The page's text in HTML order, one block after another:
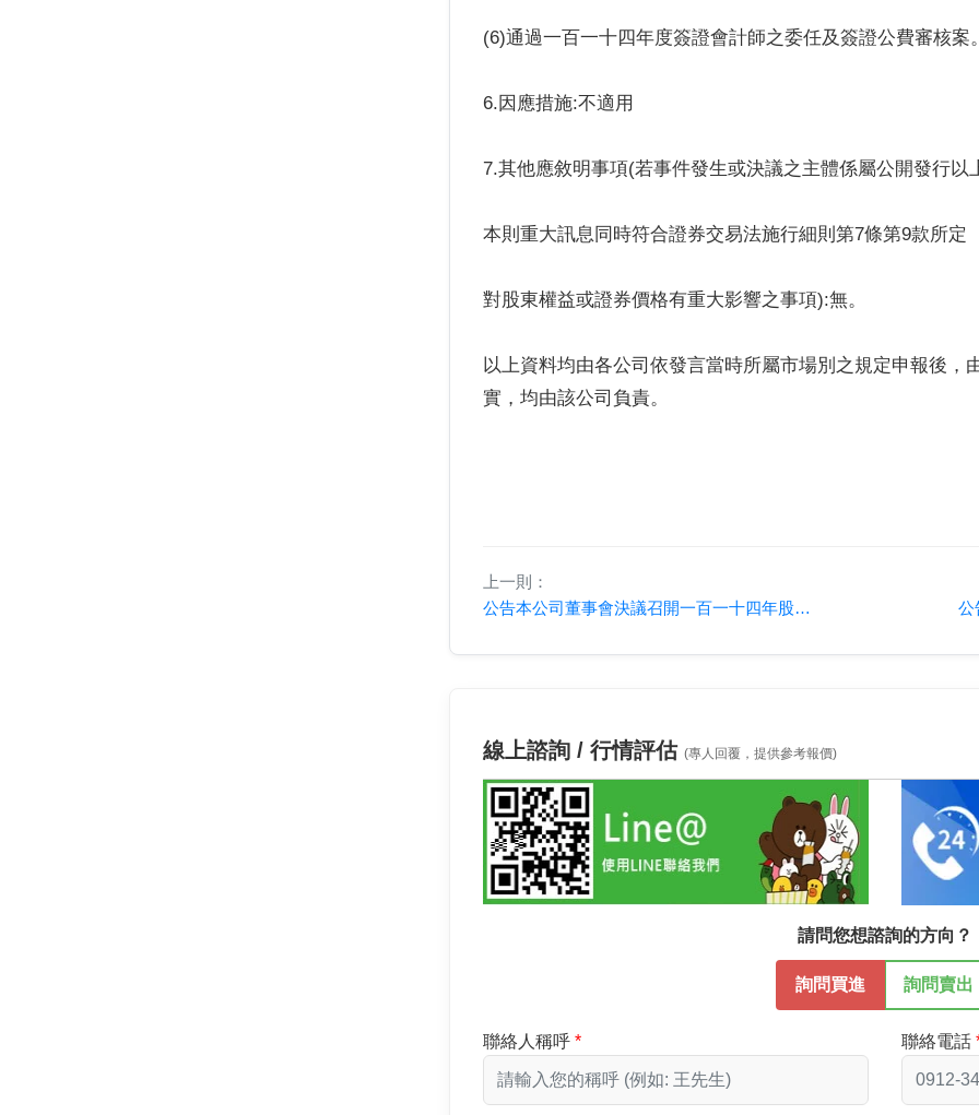
(6)通過一百一十四年度簽證會計師之委任及簽證公費審核案
6.因應措施:不適用
7.其他應敘明事項(若事件發生或決議之主體係屬公開發行以
本則重大訊息同時符合證券交易法施行細則第7條第9款所定
對股東權益或證券價格有重大影響之事項):無。
以上資料均由各公司依發言當時所屬市場別之規定申報後，
實，均由該公司負責。
上一則：
公告本公司董事會決議召開一百一十四年股東常會相關事宜
公
線上諮詢 / 行情評估(專人回覆，提供參考報價)
請問您想諮詢的方向？
詢問買進 詢問賣出
聯絡人稱呼 聯絡電話